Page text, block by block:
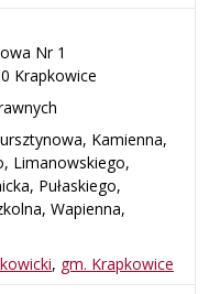
Nr 1
Krapkowice
Kamienna,
Limanowskiego,
Pułaskiego,
Wapienna,
, gm. Krapkowice